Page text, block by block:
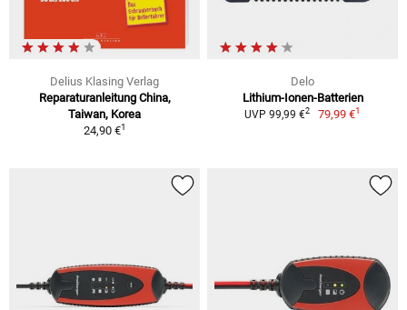
Delius Klasing Verlag
Reparaturanleitung China,
Taiwan, Korea
24,90 €1
Delo
Lithium-Ionen-Batterien
UVP 99,99 €2 79,99 €1